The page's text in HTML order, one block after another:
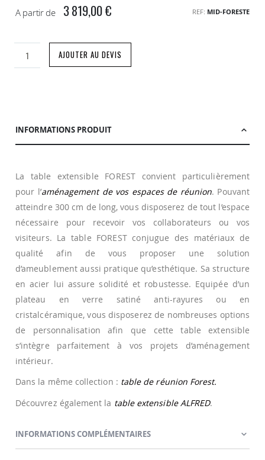
A partir de 3 819,00 € REF MID-FORESTE
AJOUTER AU DEVIS
INFORMATIONS PRODUIT
La table extensible FOREST convient particulièrement
pour l’aménagement de vos espaces de réunion. Pouvant
atteindre 300 cm de long, vous disposerez de tout l’espace
nécessaire pour recevoir vos collaborateurs ou vos
visiteurs. La table FOREST conjugue des matériaux de
qualité afin de vous proposer une solution
d’ameublement aussi pratique qu’esthétique. Sa structure
en acier lui assure solidité et robustesse. Equipée d’un
plateau en verre satiné anti-rayures ou en
cristalcéramique, vous disposerez de nombreuses options
de personnalisation afin que cette table extensible
s’intègre parfaitement à vos projets d’aménagement
intérieur.
Dans la même collection : table de réunion Forest.
Découvrez également la table extensible ALFRED.
INFORMATIONS COMPLÉMENTAIRES